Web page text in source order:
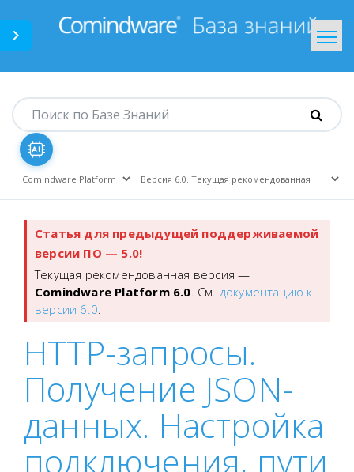
На главную
Статья для предыдущей поддерживаемой
версии ПО — 5.0!
Текущая рекомендованная версия —
Comindware Platform 6.0. См. документацию к
версии 6.0.
HTTP-запросы.
Получение JSON-
данных. Настройка
подключения, пути